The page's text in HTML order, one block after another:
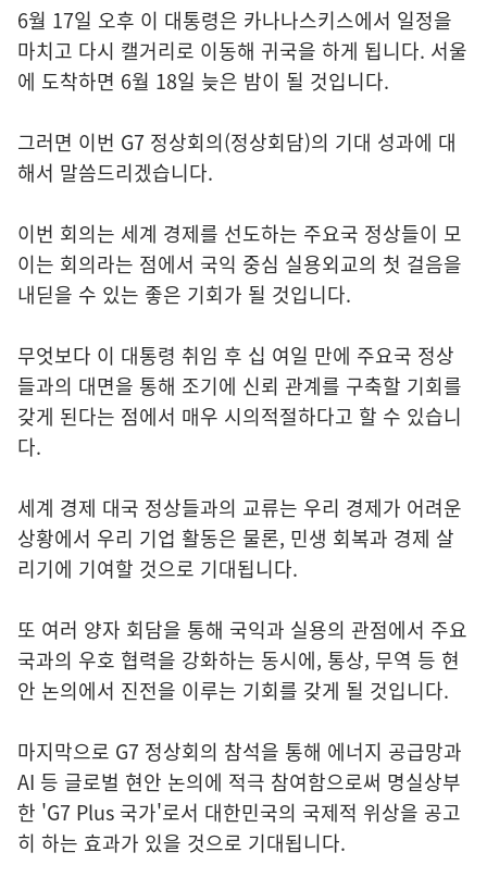
6월 17일 오후 이 대통령은 카나나스키스에서 일정을
마치고 다시 캘거리로 이동해 귀국을 하게 됩니다. 서울
에 도착하면 6월 18일 늦은 밤이 될 것입니다.
그러면 이번 G7 정상회의(정상회담)의 기대 성과에 대
해서 말씀드리겠습니다.
이번 회의는 세계 경제를 선도하는 주요국 정상들이 모
이는 회의라는 점에서 국익 중심 실용외교의 첫 걸음을
내딛을 수 있는 좋은 기회가 될 것입니다.
무엇보다 이 대통령 취임 후 십 여일 만에 주요국 정상
들과의 대면을 통해 조기에 신뢰 관계를 구축할 기회를
갖게 된다는 점에서 매우 시의적절하다고 할 수 있습니
다.
세계 경제 대국 정상들과의 교류는 우리 경제가 어려운
상황에서 우리 기업 활동은 물론, 민생 회복과 경제 살
리기에 기여할 것으로 기대됩니다.
또 여러 양자 회담을 통해 국익과 실용의 관점에서 주요
국과의 우호 협력을 강화하는 동시에, 통상, 무역 등 현
안 논의에서 진전을 이루는 기회를 갖게 될 것입니다.
마지막으로 G7 정상회의 참석을 통해 에너지 공급망과
AI 등 글로벌 현안 논의에 적극 참여함으로써 명실상부
한 'G7 Plus 국가'로서 대한민국의 국제적 위상을 공고
히 하는 효과가 있을 것으로 기대됩니다.